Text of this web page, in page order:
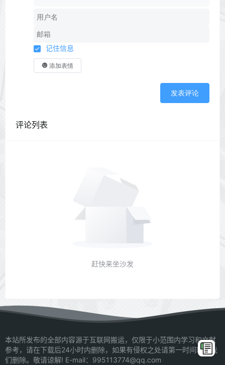
记住信息
添加表情
发表评论
评论列表
赶快来坐沙发
本站所发布的全部内容源于互联网搬运，仅限于小范围内学习和文献
参考，请在下载后24小时内删除，如果有侵权之处请第一时间联系我
们删除。敬请谅解! E-mail：995113774@qq.com